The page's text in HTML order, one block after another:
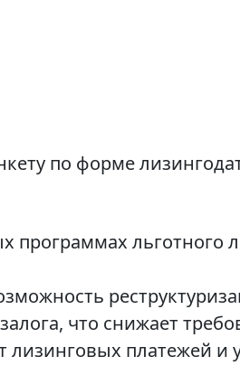
по форме
программах льготного
что снижает
платежей и